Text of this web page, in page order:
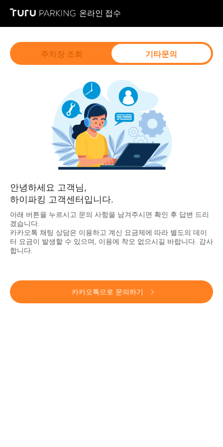
온라인 접수
주차장 조회 기타문의
안녕하세요 고객님,
하이파킹 고객센터입니다.
아래 버튼을 누르시고 문의 사항을 남겨주시면 확인 후 답변 드리
겠습니다.
카카오톡 채팅 상담은 이용하고 계신 요금제에 따라 별도의 데이
터 요금이 발생할 수 있으며, 이용에 착오 없으시길 바랍니다. 감사
합니다.
카카오톡으로 문의하기